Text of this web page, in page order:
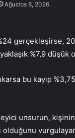
Ağustos 8, 2026
gerçekleşirse,
%7,9 düşük
bu kayıp
unsurun,